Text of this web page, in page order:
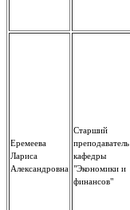
Еремеева
Лариса
Александровна
Старший
преподаватель
кафедры
"Экономики и
финансов"